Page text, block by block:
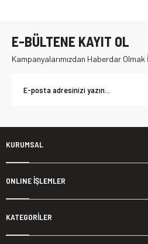
E-BÜLTENE KAYIT OL
Kampanyalarımızdan Haberdar Olmak
KURUMSAL
ONLINE İŞLEMLER
KATEGORİLER